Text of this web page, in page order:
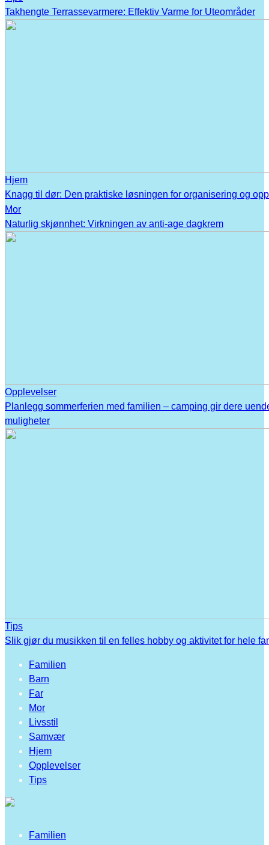
Takhengte Terrassevarmere: Effektiv Varme for Uteområder
Hjem
Knagg til dør: Den praktiske løsningen for organisering og
Mor
Naturlig skjønnhet: Virkningen av anti-age dagkrem
Opplevelser
Planlegg sommerferien med familien – camping gir dere
muligheter
Tips
Slik gjør du musikken til en felles hobby og aktivitet for hele
Familien
Barn
Far
Mor
Livsstil
Samvær
Hjem
Opplevelser
Tips
Familien